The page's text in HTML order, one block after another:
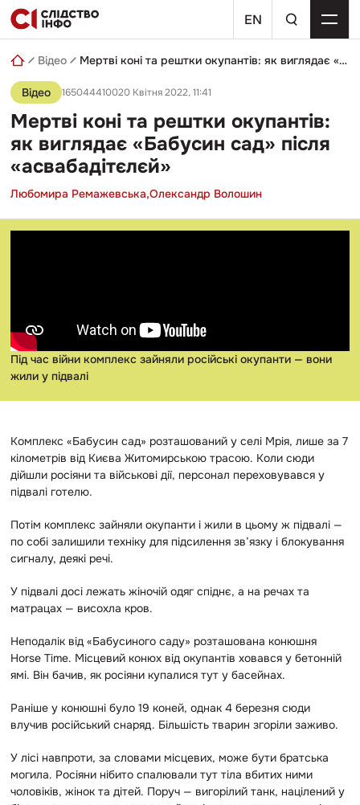
Skip
to
content
EN
пошуковий
запит
Відео Мертві коні та рештки окупантів: як виглядає «Бабусин сад» після «асвабадітєлєй»
Відео 165044410020 Квітня 2022, 11:41
Мертві коні та рештки окупантів:
як виглядає «Бабусин сад» після
«асвабадітєлєй»
Любомира Ремажевська,Олександр Волошин
Під час війни комплекс зайняли російські окупанти — вони
жили у підвалі
Комплекс «Бабусин сад» розташований у селі Мрія, лише за 7
кілометрів від Києва Житомирською трасою. Коли сюди
дійшли росіяни та військові дії, персонал переховувався у
підвалі готелю.
Потім комплекс зайняли окупанти і жили в цьому ж підвалі —
по собі залишили техніку для підсилення зв’язку і блокування
сигналу, деякі речі.
У підвалі досі лежать жіночій одяг спіднє, а на речах та
матрацах — висохла кров.
Неподалік від «Бабусиного саду» розташована конюшня
Horse Time. Місцевий конюх від окупантів ховався у бетонній
ямі. Він бачив, як росіяни купалися тут у басейнах.
Раніше у конюшні було 19 коней, однак 4 березня сюди
влучив російський снаряд. Більшість тварин згоріли заживо.
У лісі навпроти, за словами місцевих, може бути братська
могила. Росіяни нібито спалювали тут тіла вбитих ними
чоловіків, жінок та дітей. Поруч — вигорілий танк, націлений у